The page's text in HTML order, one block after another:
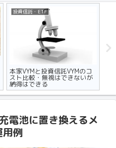
投資信託・ETF
本家VYMと投資信託VYMのコ
スト比較・無視はできないが
納得はできる
電池に置き換えるメ
例